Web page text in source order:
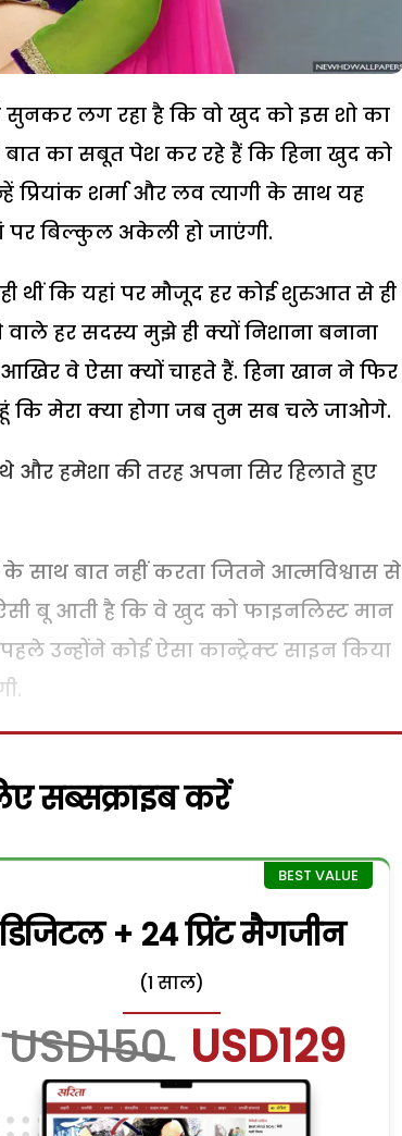
सुनकर लग रहा है कि वो खुद को इस शो का
का सबूत पेश कर रहे हैं कि हिना खुद को
प्रियांक शर्मा और लव त्यागी के साथ यह
बिल्कुल अकेली हो जाएंगी.
थीं कि यहां पर मौजूद हर कोई शुरुआत से ही
हर सदस्य मुझे ही क्यों निशाना बनाना
वे ऐसा क्यों चाहते हैं. हिना खान ने फिर
कि मेरा क्या होगा जब तुम सब चले जाओगे.
और हमेशा की तरह अपना सिर हिलाते हुए
साथ बात नहीं करता जितने आत्मविश्वास से
बू आती है कि वे खुद को फाइनलिस्ट मान
उन्होंने कोई ऐसा कान्ट्रेक्ट साइन किया
सब्सक्राइब करें
+ 24 प्रिंट मैगजीन
(1 साल)
USD150 USD129